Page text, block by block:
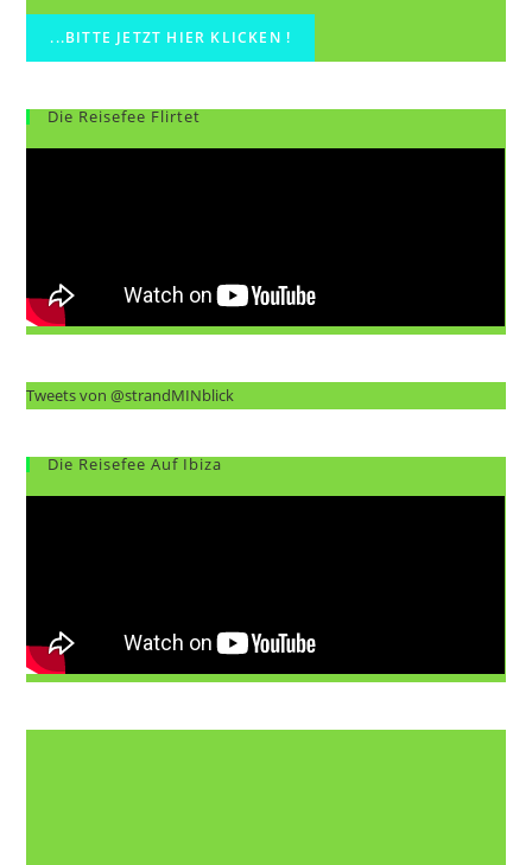
Die Reisefee Flirtet
Tweets von @strandMINblick
Die Reisefee Auf Ibiza